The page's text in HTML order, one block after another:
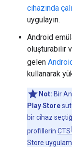
cihazında
uygulayın.
Android
oluşturabilir
gelen
kullanarak
Not: Bir
Play Store
bir cihaz
profillerin CTS
Store